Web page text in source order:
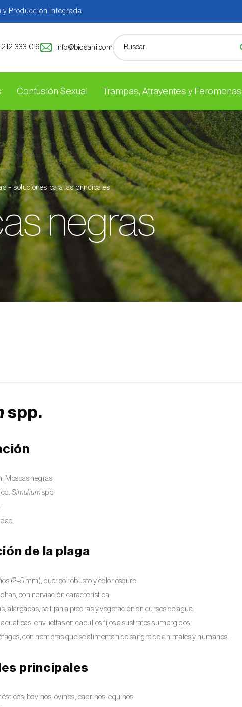
y Producción Integrada.
212 333 019 info@biosani.com
Confusión Sexual Trampas, Atrayentes y Feromonas
- soluciones para las principales
negras
spp.
Moscas negras
Simulium spp.
de la plaga
(2–5 mm), cuerpo robusto y color oscuro.
con nerviación característica.
alargadas, se fijan a piedras y vegetación en cursos de agua.
envueltas en capullos fijos a sustratos sumergidos.
con hembras que se alimentan de sangre de animales y humanos.
principales
bovinos, ovinos, caprinos, equinos.